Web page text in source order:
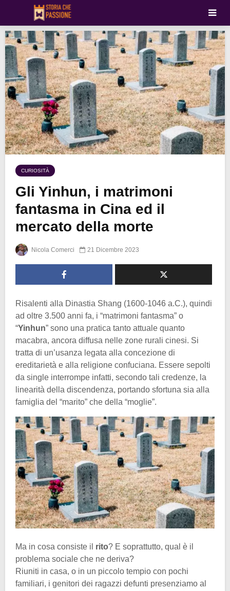
CURIOSITÀ
Gli Yinhun, i matrimoni
fantasma in Cina ed il
mercato della morte
Nicola Comerci 21 Dicembre 2023
Risalenti alla Dinastia Shang (1600-1046 a.C.), quindi
ad oltre 3.500 anni fa, i “matrimoni fantasma” o
“Yinhun” sono una pratica tanto attuale quanto
macabra, ancora diffusa nelle zone rurali cinesi. Si
tratta di un’usanza legata alla concezione di
ereditarietà e alla religione confuciana. Essere sepolti
da single interrompe infatti, secondo tali credenze, la
linearità della discendenza, portando sfortuna sia alla
famiglia del “marito” che della “moglie”.
Ma in cosa consiste il rito? E soprattutto, qual è il
problema sociale che ne deriva?
Riuniti in casa, o in un piccolo tempio con pochi
familiari, i genitori dei ragazzi defunti presenziamo al